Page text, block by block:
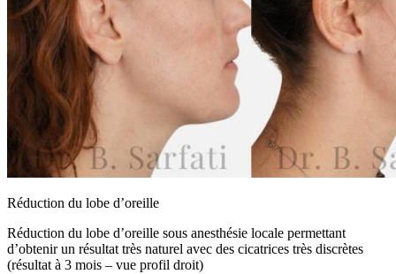
Réduction du lobe d’oreille
Réduction du lobe d’oreille sous anesthésie locale permettant
d’obtenir un résultat très naturel avec des cicatrices très discrètes
(résultat à 3 mois – vue profil droit)